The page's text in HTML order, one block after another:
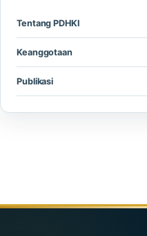
Tentang PDHKI
Keanggotaan
Publikasi